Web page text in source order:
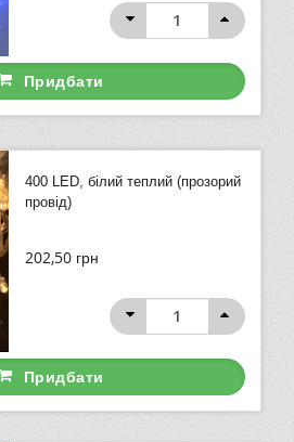
Придбати
400 LED, білий теплий (прозорий
провід)
202,50 грн
Придбати